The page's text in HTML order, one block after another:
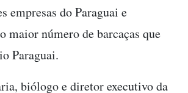
empresas do Paraguai e
maior número de barcaças que
Paraguai.
biólogo e diretor executivo da